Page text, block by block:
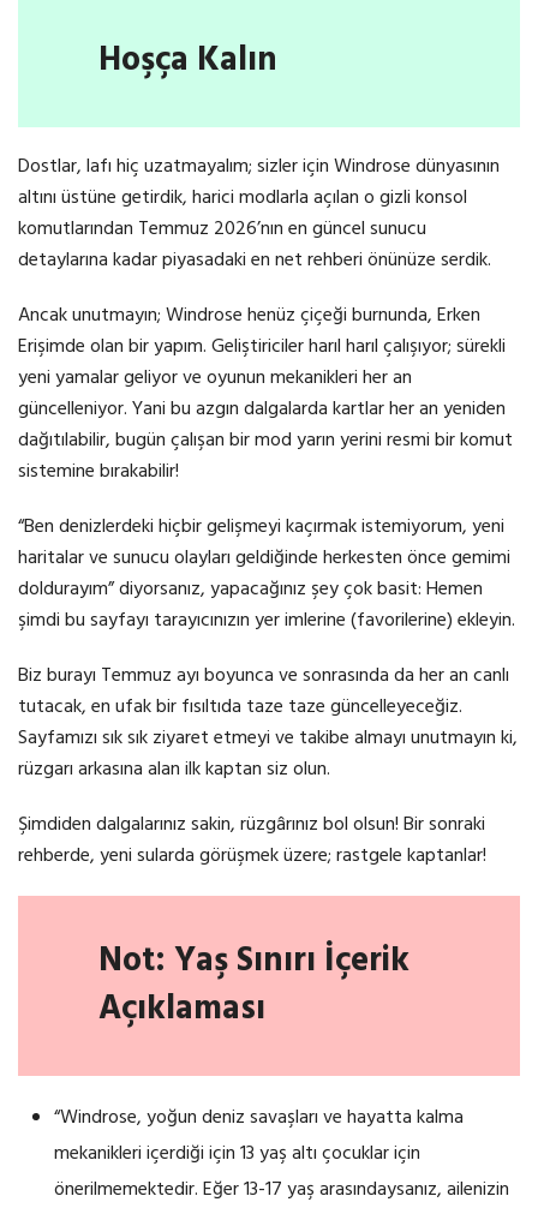
Hoşça Kalın
Dostlar, lafı hiç uzatmayalım; sizler için Windrose dünyasının
altını üstüne getirdik, harici modlarla açılan o gizli konsol
komutlarından Temmuz 2026’nın en güncel sunucu
detaylarına kadar piyasadaki en net rehberi önünüze serdik.
Ancak unutmayın; Windrose henüz çiçeği burnunda, Erken
Erişimde olan bir yapım. Geliştiriciler harıl harıl çalışıyor; sürekli
yeni yamalar geliyor ve oyunun mekanikleri her an
güncelleniyor. Yani bu azgın dalgalarda kartlar her an yeniden
dağıtılabilir, bugün çalışan bir mod yarın yerini resmi bir komut
sistemine bırakabilir!
“Ben denizlerdeki hiçbir gelişmeyi kaçırmak istemiyorum, yeni
haritalar ve sunucu olayları geldiğinde herkesten önce gemimi
doldurayım” diyorsanız, yapacağınız şey çok basit: Hemen
şimdi bu sayfayı tarayıcınızın yer imlerine (favorilerine) ekleyin.
Biz burayı Temmuz ayı boyunca ve sonrasında da her an canlı
tutacak, en ufak bir fısıltıda taze taze güncelleyeceğiz.
Sayfamızı sık sık ziyaret etmeyi ve takibe almayı unutmayın ki,
rüzgarı arkasına alan ilk kaptan siz olun.
Şimdiden dalgalarınız sakin, rüzgârınız bol olsun! Bir sonraki
rehberde, yeni sularda görüşmek üzere; rastgele kaptanlar!
Not: Yaş Sınırı İçerik
Açıklaması
“Windrose, yoğun deniz savaşları ve hayatta kalma
mekanikleri içerdiği için 13 yaş altı çocuklar için
önerilmemektedir. Eğer 13-17 yaş arasındaysanız, ailenizin